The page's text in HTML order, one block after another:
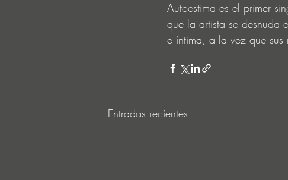
Autoestima es el primer
que la artista se desnuda
e íntima, a la vez que sus
Entradas recientes